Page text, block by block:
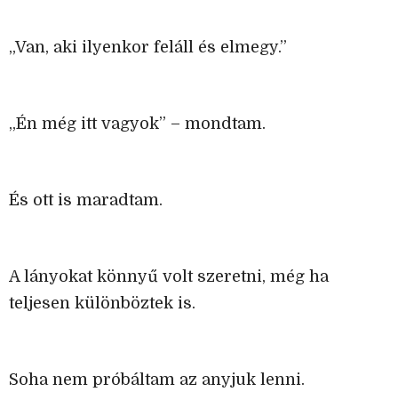
„Van, aki ilyenkor feláll és elmegy.”
„Én még itt vagyok” – mondtam.
És ott is maradtam.
A lányokat könnyű volt szeretni, még ha
teljesen különböztek is.
Soha nem próbáltam az anyjuk lenni.